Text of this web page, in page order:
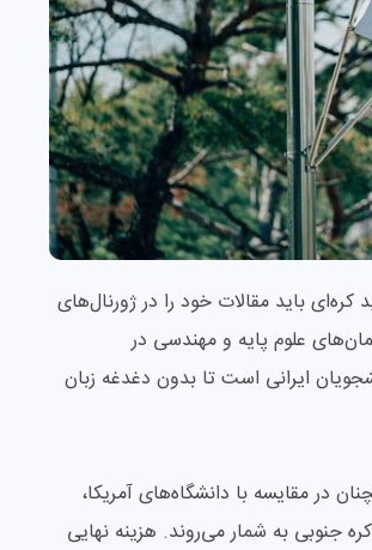
کره‌ای باید مقالات خود را در ژورنال‌های
علوم پایه و مهندسی در
ایرانی است تا بدون دغدغه زبان
در مقایسه با دانشگاه‌های آمریکا،
جنوبی به شمار می‌روند. هزینه نهایی